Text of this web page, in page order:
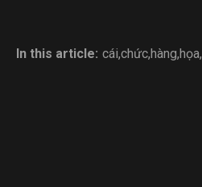
In this article: cái,chức,hàng,họa,